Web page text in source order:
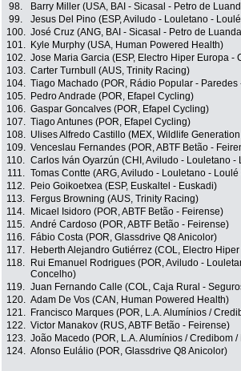
98.
Barry Miller (USA, BAI - Sicasal - Petro de
99.
Jesus Del Pino (ESP, Aviludo - Louletano -
100. José Cruz (ANG, BAI - Sicasal - Petro de
101.
Kyle Murphy (USA, Human Powered Health)
102. Jose Maria Garcia (ESP, Electro Hiper Europa -
103. Carter Turnbull (AUS, Trinity Racing)
104. Tiago Machado (POR, Rádio Popular - Paredes
105.
Pedro Andrade (POR, Efapel Cycling)
106. Gaspar Goncalves (POR, Efapel Cycling)
107. Tiago Antunes (POR, Efapel Cycling)
108. Ulises Alfredo Castillo (MEX, Wildlife
109. Venceslau Fernandes (POR, ABTF Betão -
110. Carlos Iván Oyarzún (CHI, Aviludo - Louletano -
111. Tomas Contte (ARG, Aviludo - Louletano -
112.
Peio Goikoetxea (ESP, Euskaltel - Euskadi)
113.
Fergus Browning (AUS, Trinity Racing)
114.
Micael Isidoro (POR, ABTF Betão - Feirense)
115. André Cardoso (POR, ABTF Betão - Feirense)
116.
Fábio Costa (POR, Glassdrive Q8 Anicolor)
117.
Heberth Alejandro Gutiérrez (COL, Electro
118.
Rui Emanuel Rodrigues (POR, Aviludo -
Concelho)
119. Juan Fernando Calle (COL, Caja Rural -
120. Adam De Vos (CAN, Human Powered Health)
121.
Francisco Marques (POR, L.A. Alumínios /
122. Victor Manakov (RUS, ABTF Betão - Feirense)
123. João Macedo (POR, L.A. Alumínios / Credibom /
124. Afonso Eulálio (POR, Glassdrive Q8 Anicolor)